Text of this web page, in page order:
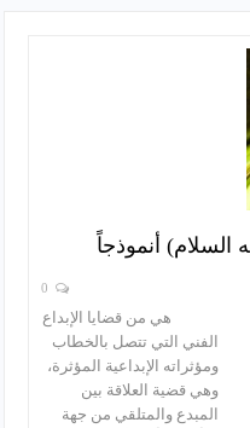
السلام) أنموذجاً
هي من قضايا الإبداع
الفني التي تتصل بالخطاب
ومؤثراته الإبداعية المؤثرة،
وهي قضية العلاقة بين
المبدع والمتلقي من جهة